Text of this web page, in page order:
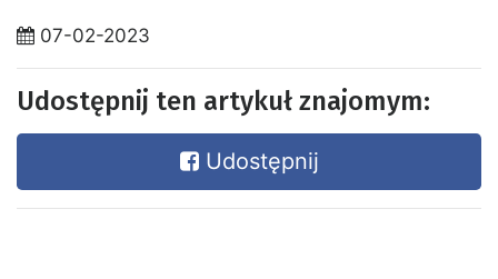
07-02-2023
Udostępnij ten artykuł znajomym:
Udostępnij